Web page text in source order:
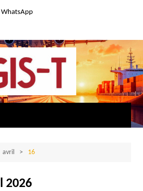
WhatsApp
avril 16
2026